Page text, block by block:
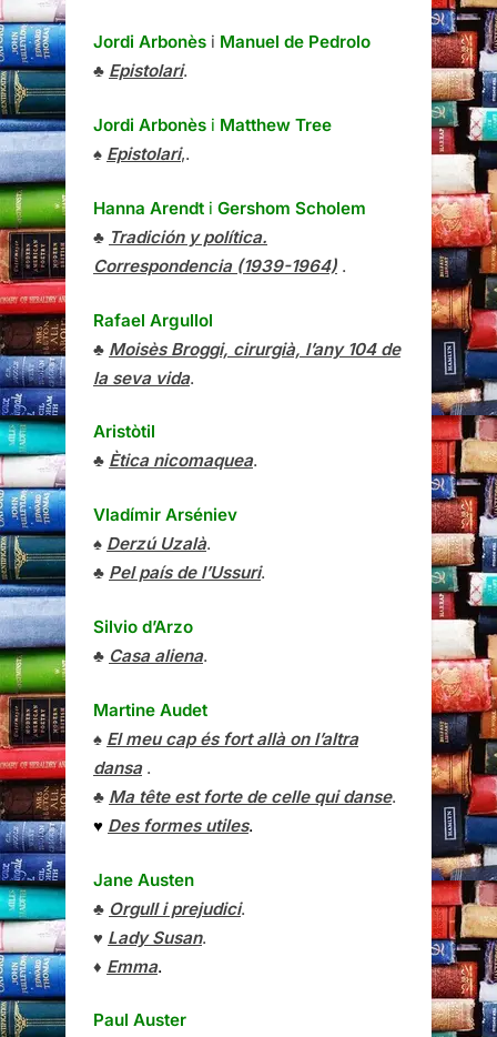
Jordi Arbonès i Manuel de Pedrolo
♣ Epistolari.
Jordi Arbonès i Matthew Tree
♠ Epistolari,.
Hanna Arendt i Gershom Scholem
♣ Tradición y política.
Correspondencia (1939-1964) .
Rafael Argullol
♣ Moisès Broggi, cirurgià, l’any 104 de
la seva vida.
Aristòtil
♣ Ètica nicomaquea.
Vladímir Arséniev
♠ Derzú Uzalà.
♣ Pel país de l’Ussuri.
Silvio d’Arzo
♣ Casa aliena.
Martine Audet
♠ El meu cap és fort allà on l’altra
dansa.
♣ Ma tête est forte de celle qui danse.
♥ Des formes utiles.
Jane Austen
♣ Orgull i prejudici.
♥ Lady Susan.
♦ Emma.
Paul Auster